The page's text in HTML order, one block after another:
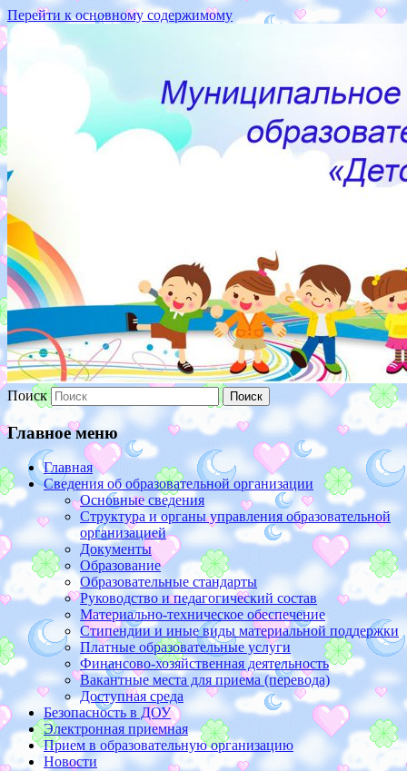
Перейти к основному содержимому
187110 Ленинградская
обл.,г.Кириши,ул.Волховская
набережная, д.16
Поиск
Главное меню
Главная
Сведения об образовательной организации
Основные сведения
Структура и органы управления образовательной
организацией
Документы
Образование
Образовательные стандарты
Руководство и педагогический состав
Материально-техническое обеспечение
Стипендии и иные виды материальной поддержки
Платные образовательные услуги
Финансово-хозяйственная деятельность
Вакантные места для приема (перевода)
Доступная среда
Безопасность в ДОУ
Электронная приемная
Прием в образовательную организацию
Новости